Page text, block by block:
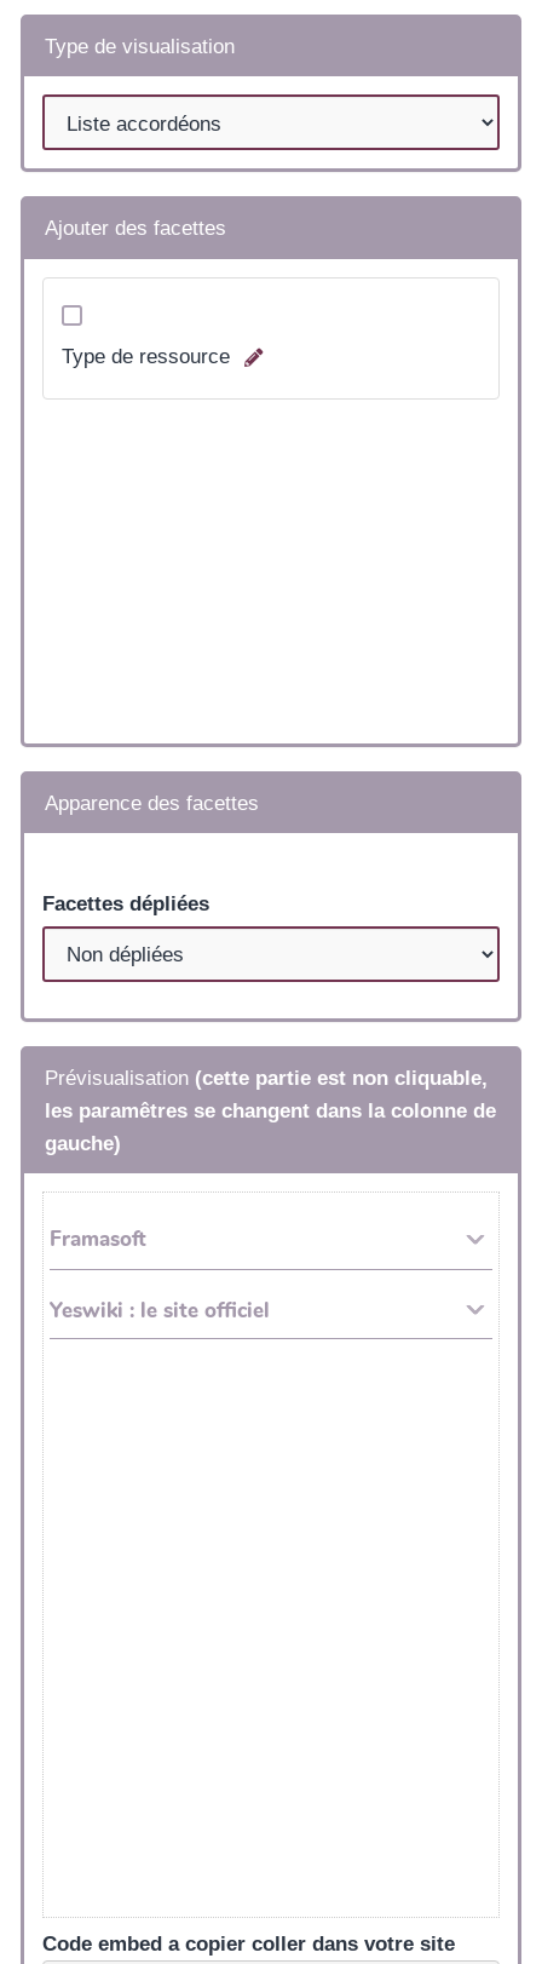
Type de visualisation
Ajouter des facettes
Type de ressource
Apparence des facettes
Facettes dépliées
Prévisualisation (cette partie est non cliquable,
les paramêtres se changent dans la colonne de
gauche)
Code embed a copier coller dans votre site